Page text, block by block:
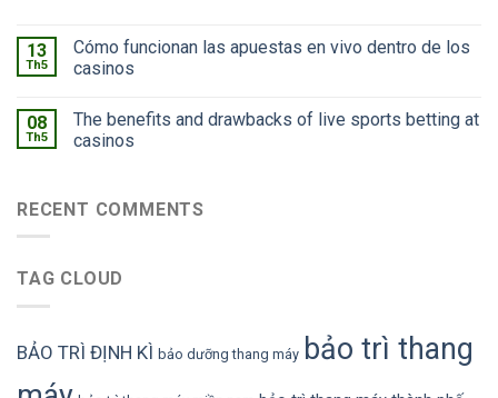
13
Th5
Cómo funcionan las apuestas en vivo dentro de los
casinos
08
Th5
The benefits and drawbacks of live sports betting at
casinos
RECENT COMMENTS
TAG CLOUD
BẢO TRÌ ĐỊNH KÌ bảo dưỡng thang máy bảo trì thang